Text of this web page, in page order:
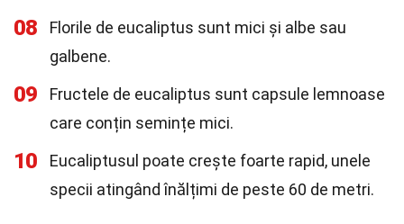
08
Florile de eucaliptus sunt mici și albe sau
galbene.
09
Fructele de eucaliptus sunt capsule lemnoase
care conțin semințe mici.
10
Eucaliptusul poate crește foarte rapid, unele
specii atingând înălțimi de peste 60 de metri.